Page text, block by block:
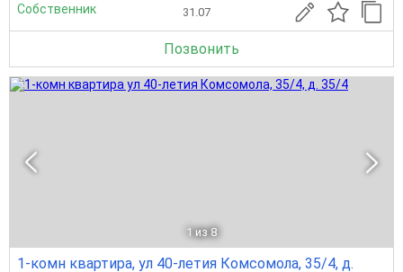
Собственник 31.07
Позвонить
1 из 8
1-комн квартира, ул 40-летия Комсомола, 35/4, д.